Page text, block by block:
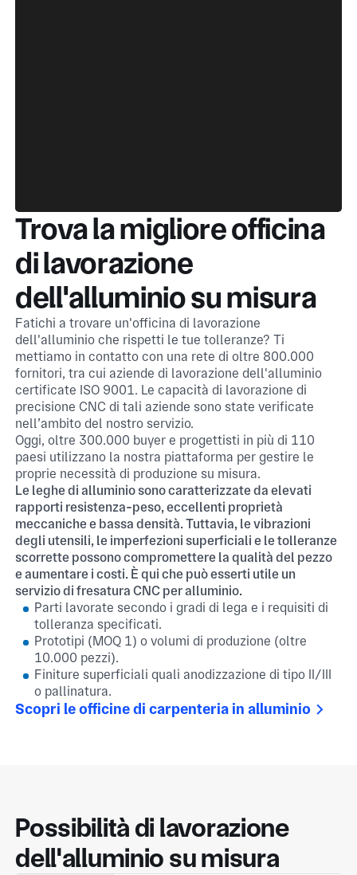
Trova la migliore officina
di lavorazione
dell'alluminio su misura
Fatichi a trovare un'officina di lavorazione
dell'alluminio che rispetti le tue tolleranze? Ti
mettiamo in contatto con una rete di oltre 800.000
fornitori, tra cui aziende di lavorazione dell'alluminio
certificate ISO 9001. Le capacità di lavorazione di
precisione CNC di tali aziende sono state verificate
nell’ambito del nostro servizio.
Oggi, oltre 300.000 buyer e progettisti in più di 110
paesi utilizzano la nostra piattaforma per gestire le
proprie necessità di produzione su misura.
Le leghe di alluminio sono caratterizzate da elevati
rapporti resistenza-peso, eccellenti proprietà
meccaniche e bassa densità. Tuttavia, le vibrazioni
degli utensili, le imperfezioni superficiali e le tolleranze
scorrette possono compromettere la qualità del pezzo
e aumentare i costi. È qui che può esserti utile un
servizio di fresatura CNC per alluminio.
Parti lavorate secondo i gradi di lega e i requisiti di
tolleranza specificati.
Prototipi (MOQ 1) o volumi di produzione (oltre
10.000 pezzi).
Finiture superficiali quali anodizzazione di tipo II/III
o pallinatura.
Scopri le officine di carpenteria in alluminio
Possibilità di lavorazione
dell'alluminio su misura